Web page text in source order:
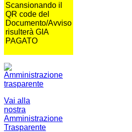
Scansionando il
QR code del
Documento/Avviso
risulterà GIA
PAGATO
Vai alla
nostra
Amministrazione
Trasparente